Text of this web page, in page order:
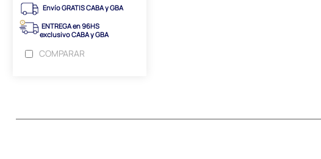
Envío GRATIS CABA y GBA
ENTREGA en 96HS
exclusivo CABA y GBA
COMPARAR